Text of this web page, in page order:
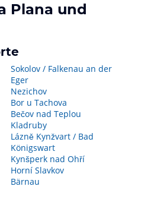
Plana und
Sokolov / Falkenau an der
Eger
Nezichov
Bor u Tachova
Bečov nad Teplou
Kladruby
Lázně Kynžvart / Bad
Königswart
Kynšperk nad Ohří
Horní Slavkov
Bärnau